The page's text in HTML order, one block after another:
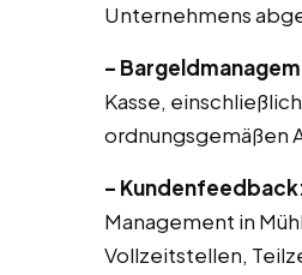
Unternehmens
–
Kasse,
ordnungsgemäßen
–
Management in
Vollzeitstellen,